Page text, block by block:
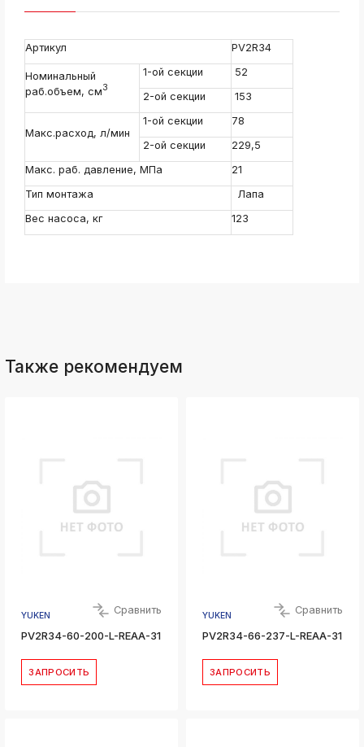
k
ksldkfjsdlfkjsls;ldfkgjsdl;kfkфыва
ksldkfjsdlfkjsls;ldfkgjsdl;kfkфыва
ksldkfjsdlfkjsls;ldfkgjsdl;kfkфыва
k
Артикул PV2R34
Номинальный
раб.объем, см3
1-ой секции
52
2-ой секции
153
Макс.расход, л/мин
1-ой секции
78
2-ой секции
229,5
Макс. раб. давление, МПа
21
Тип монтажа
Лапа
Вес насоса, кг
123
Также рекомендуем
YUKEN Сравнить
PV2R34-60-200-L-REAA-31
ЗАПРОСИТЬ
YUKEN Сравнить
PV2R34-66-237-L-REAA-31
ЗАПРОСИТЬ